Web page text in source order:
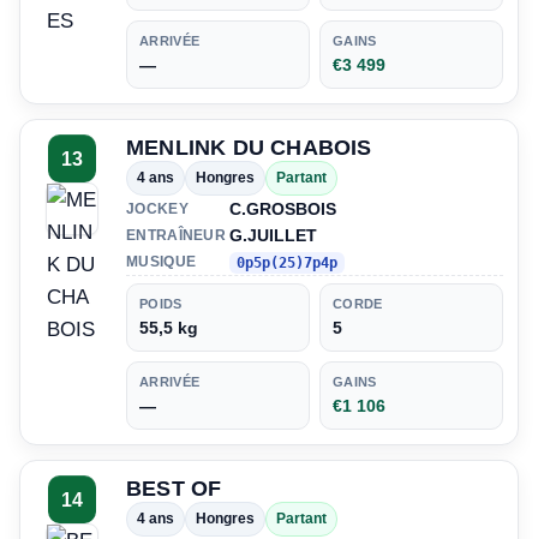
ARRIVÉE
—
GAINS
€3 499
13 MENLINK DU CHABOIS
4 ans Hongres
Partant
JOCKEY
C.GROSBOIS
ENTRAÎNEUR G.JUILLET
MUSIQUE 0p5p(25)7p4p
POIDS
55,5 kg
CORDE
5
ARRIVÉE
—
GAINS
€1 106
14 BEST OF
4 ans Hongres
Partant